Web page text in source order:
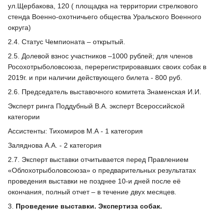
ул.Щербакова, 120 ( площадка на территории стрелкового
стенда Военно-охотничьего общества Уральского Военного
округа)
2.4. Статус Чемпионата – открытый.
2.5. Долевой взнос участников –1000 рублей; для членов
Росохотрыболовсоюза, перерегистрировавших своих собак в
2019г. и при наличии действующего билета - 800 руб.
2.6. Председатель выставочного комитета Знаменская И.И.
Эксперт ринга Поддубный В.А. эксперт Всероссийской
категории
Ассистенты: Тихомиров М.А - 1 категория
Заляднова А.А. - 2 категория
2.7. Эксперт выставки отчитывается перед Правлением
«Облохотрыболовсоюза» о предварительных результатах
проведения выставки не позднее 10-и дней после её
окончания, полный отчет – в течение двух месяцев.
3. Проведение выставки. Экспертиза собак.